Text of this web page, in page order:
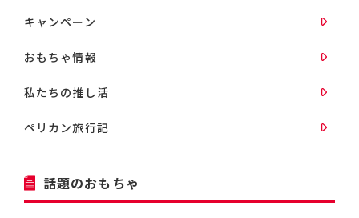
キャンペーン
おもちゃ情報
私たちの推し活
ペリカン旅行記
話題のおもちゃ